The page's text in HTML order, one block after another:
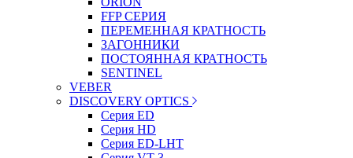
FFP СЕРИЯ
ПЕРЕМЕННАЯ КРАТНОСТЬ
ЗАГОННИКИ
ПОСТОЯННАЯ КРАТНОСТЬ
SENTINEL
VEBER
DISCOVERY OPTICS
Серия ED
Серия HD
Серия ED-LHT